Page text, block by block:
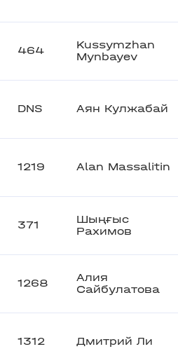
464
Kussymzhan
Mynbayev
DNS Аян Кулжабай
1219 Alan Massalitin
371
Шыңғыс
Рахимов
1268
Алия
Сайбулатова
1312 Дмитрий Ли